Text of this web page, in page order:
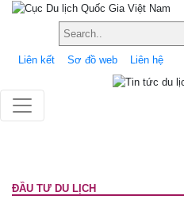
Liên kết Sơ đồ web Liên hệ
ÐẦU TƯ DU LỊCH